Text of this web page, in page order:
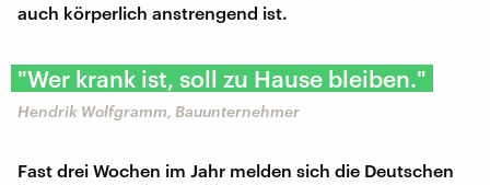
auch körperlich anstrengend ist.
"Wer krank ist, soll zu Hause bleiben."
Hendrik Wolfgramm, Bauunternehmer
Fast drei Wochen im Jahr melden sich die Deutschen